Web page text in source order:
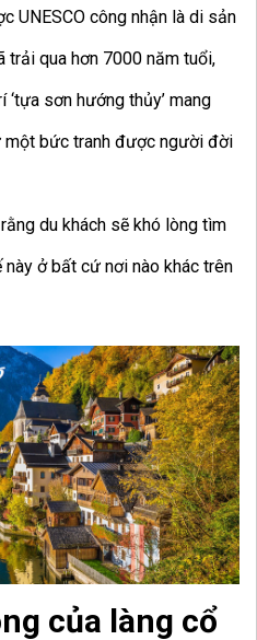
UNESCO công nhận là di sản
trải qua hơn 7000 năm tuổi,
sơn hướng thủy’ mang
một bức tranh được người đời
du khách sẽ khó lòng tìm
ở bất cứ nơi nào khác trên
của làng cổ